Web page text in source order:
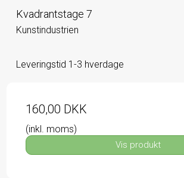
Kvadrantstage 7
Kunstindustrien
Leveringstid 1-3 hverdage
160,00 DKK
(inkl. moms)
Vis produkt